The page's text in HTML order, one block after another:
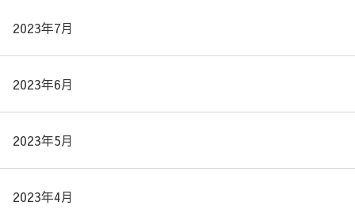
2023年7月
2023年6月
2023年5月
2023年4月